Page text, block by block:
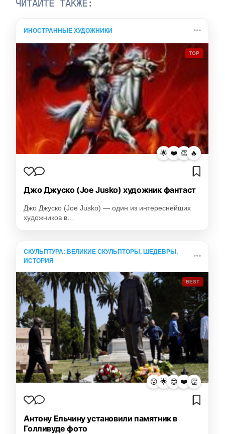
ЧИТАЙТЕ ТАКЖЕ:
ИНОСТРАННЫЕ ХУДОЖНИКИ
TOP
🌟 ❤️ 👏 🔥
Джо Джуско (Joe Jusko) художник фантаст
Джо Джуско (Joe Jusko) — один из интереснейших
художников в…
СКУЛЬПТУРА: ВЕЛИКИЕ СКУЛЬПТОРЫ, ШЕДЕВРЫ,
ИСТОРИЯ
BEST
😮 🌟 😍 ❤️ 👏
Антону Ельчину установили памятник в
Голливуде фото